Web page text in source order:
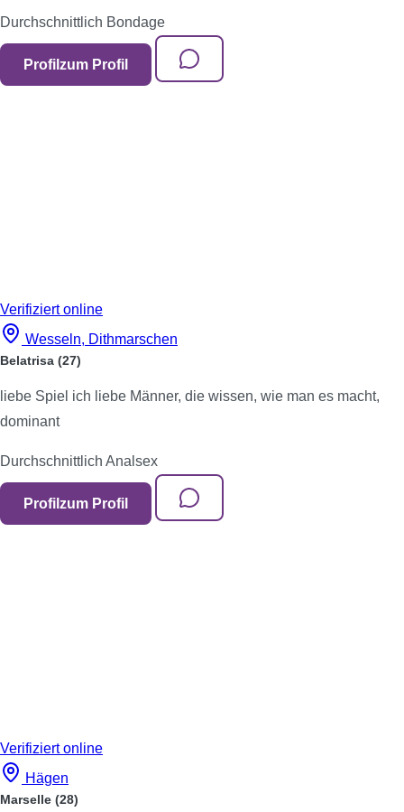
Durchschnittlich Bondage
Profil zum Profil
Verifiziertonline
Wesseln, Dithmarschen
Belatrisa (27)
liebe Spiel ich liebe Männer, die wissen, wie man es macht,
dominant
Durchschnittlich Analsex
Profil zum Profil
Verifiziertonline
Hägen
Marselle (28)